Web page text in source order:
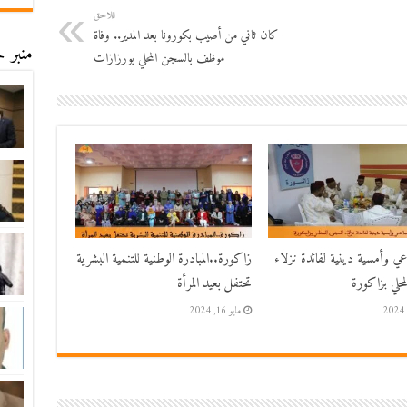
اللاحق
كان ثاني من أصيب بكورونا بعد المدير.. وفاة
موظف بالسجن المحلي بورزازات
وأمسية دينية لفائدة نزلاء
بزاكورة
زاكورة..المبادرة الوطنية للتنمية البشرية
تحتفل بعيد المرأة
مايو 16, 2024